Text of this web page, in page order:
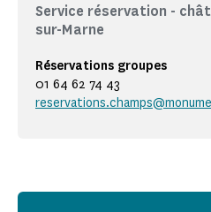
Service réservation -
sur-Marne
Réservations groupes
01 64 62 74 43